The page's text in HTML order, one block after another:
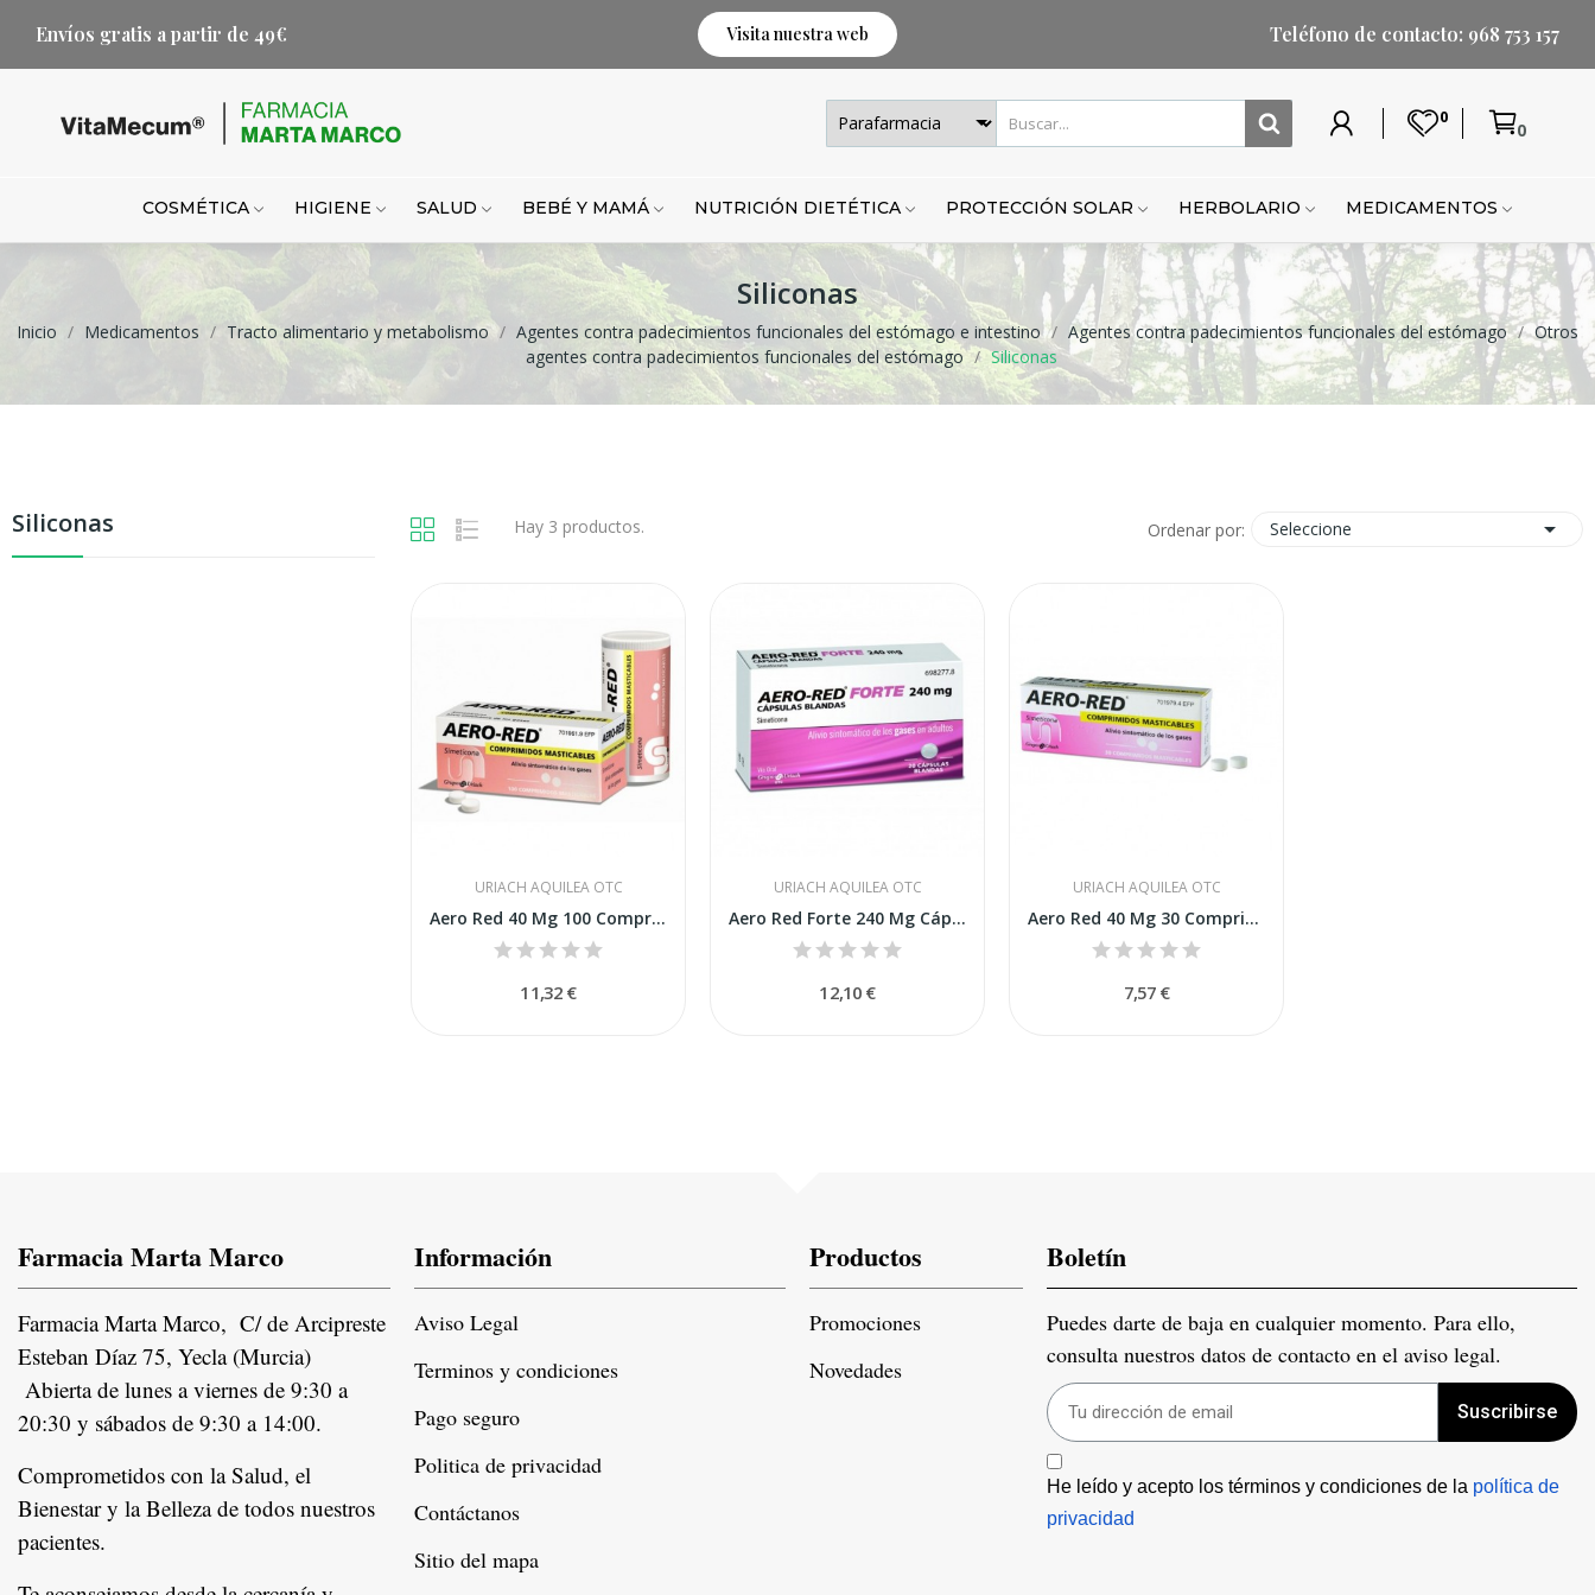
Envíos gratis a partir de 49€ Visita nuestra web Teléfono de contacto: 968 753 157
0
Lista
Carrito 0
COSMÉTICA HIGIENE SALUD BEBÉ Y MAMÁ NUTRICIÓN DIETÉTICA PROTECCIÓN SOLAR HERBOLARIO MEDICAMENTOS
Siliconas
Inicio Medicamentos Tracto alimentario y metabolismo Agentes contra padecimientos funcionales del estómago e intestino Agentes contra padecimientos funcionales del estómago
Otros
agentes contra padecimientos funcionales del estómago
Siliconas
Siliconas Hay 3 productos. Ordenar por: Seleccione 
URIACH AQUILEA OTC
Aero Red 40 Mg 100 Comprimidos Masticables
11,32 €
URIACH AQUILEA OTC
Aero Red Forte 240 Mg Cápsulas Blandas, 20...
12,10 €
URIACH AQUILEA OTC
Aero Red 40 Mg 30 Comprimidos Masticables
7,57 €
Farmacia Marta Marco
Farmacia Marta Marco, C/ de Arcipreste
Esteban Díaz 75, Yecla (Murcia)
Abierta de lunes a viernes de 9:30 a
20:30 y sábados de 9:30 a 14:00.
Comprometidos con la Salud, el
Bienestar y la Belleza de todos nuestros
pacientes.
Información
Aviso Legal
Terminos y condiciones
Pago seguro
Politica de privacidad
Contáctanos
Sitio del mapa
Productos
Promociones
Novedades
Boletín
Puedes darte de baja en cualquier momento. Para ello,
consulta nuestros datos de contacto en el aviso legal.
Suscribirse
He leído y acepto los términos y condiciones de la política de
privacidad